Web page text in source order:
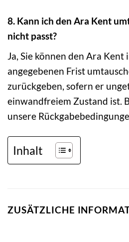
8. Kann ich den Ara Kent
nicht passt?
Ja, Sie können den Ara
angegebenen Frist
zurückgeben, sofern er
einwandfreiem Zustand ist.
unsere
Inhalt
ZUSÄTZLICHE